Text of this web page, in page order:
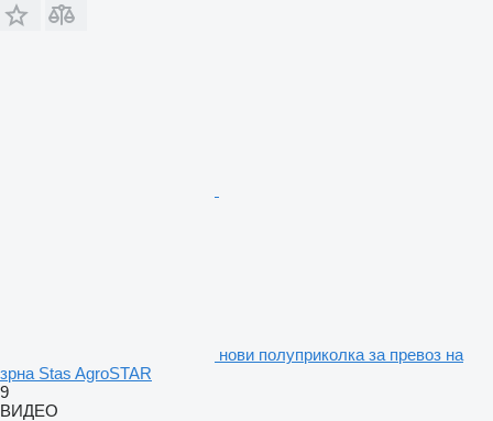
нови полуприколка за превоз на
зрна Stas AgroSTAR
9
ВИДЕО